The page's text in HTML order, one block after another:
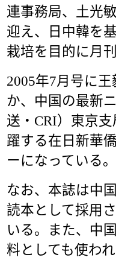
連事務局、土光
迎え、日中韓を
栽培を目的に月
2005年7月号に
か、中国の最新
送・CRI）東京
躍する在日新華
ーになっている。
なお、本誌は中
読本として採用
いる。また、中
料としても使わ